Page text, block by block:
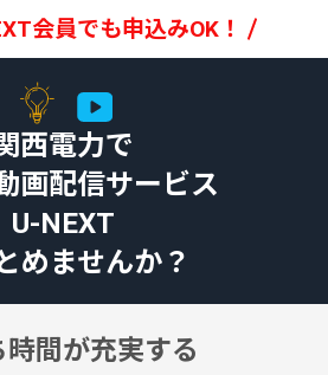
会員でも申込みOK！
西電力で
画配信サービス
U-NEXT
めませんか？
時間が充実する